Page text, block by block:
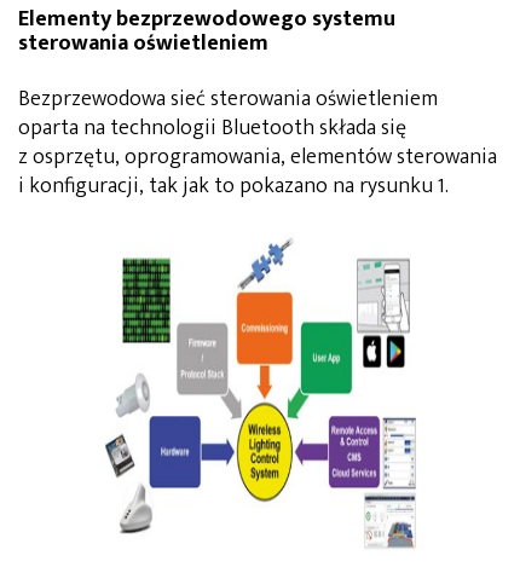
Elementy bezprzewodowego systemu
sterowania oświetleniem
Bezprzewodowa sieć sterowania oświetleniem
oparta na technologii Bluetooth składa się
z osprzętu, oprogramowania, elementów sterowania
i konfiguracji, tak jak to pokazano na rysunku 1.